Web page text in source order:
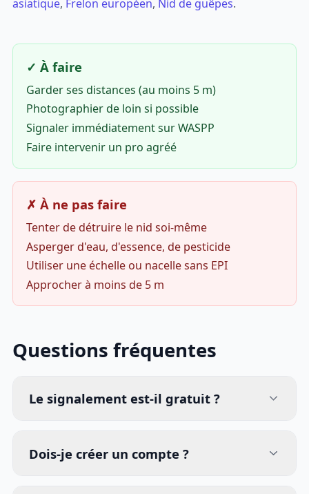
asiatique, Frelon européen, Nid de guêpes.
✓ À faire
Garder ses distances (au moins 5 m)
Photographier de loin si possible
Signaler immédiatement sur WASPP
Faire intervenir un pro agréé
✗ À ne pas faire
Tenter de détruire le nid soi-même
Asperger d'eau, d'essence, de pesticide
Utiliser une échelle ou nacelle sans EPI
Approcher à moins de 5 m
Questions fréquentes
Le signalement est-il gratuit ?
Dois-je créer un compte ?